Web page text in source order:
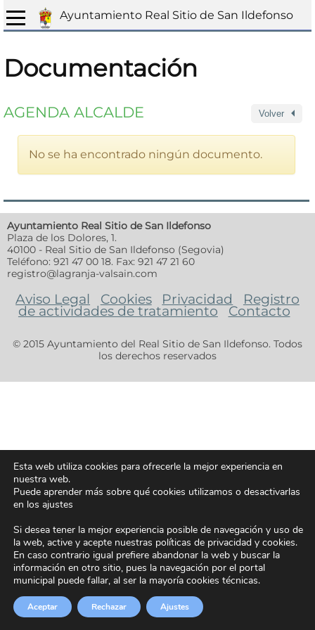
Ayuntamiento Real Sitio de San Ildefonso
Documentación
Volver
AGENDA ALCALDE
No se ha encontrado ningún documento.
Ayuntamiento Real Sitio de San Ildefonso
Plaza de los Dolores, 1.
40100 - Real Sitio de San Ildefonso (Segovia)
Teléfono: 921 47 00 18. Fax: 921 47 21 60
registro@lagranja-valsain.com
Aviso Legal Cookies Privacidad Registro
de actividades de tratamiento Contacto
© 2015 Ayuntamiento del Real Sitio de San Ildefonso. Todos
los derechos reservados
Esta web utiliza cookies para ofrecerle la mejor experiencia en
nuestra web.
Puede aprender más sobre qué cookies utilizamos o desactivarlas
en los ajustes
Si desea tener la mejor experiencia posible de navegación y uso de
la web, active y acepte nuestras políticas de privacidad y cookies.
En caso contrario igual prefiere abandonar la web y buscar la
información en otro sitio, pues la navegación por el portal
municipal puede fallar, al ser la mayoría cookies técnicas.
Aceptar Rechazar Ajustes